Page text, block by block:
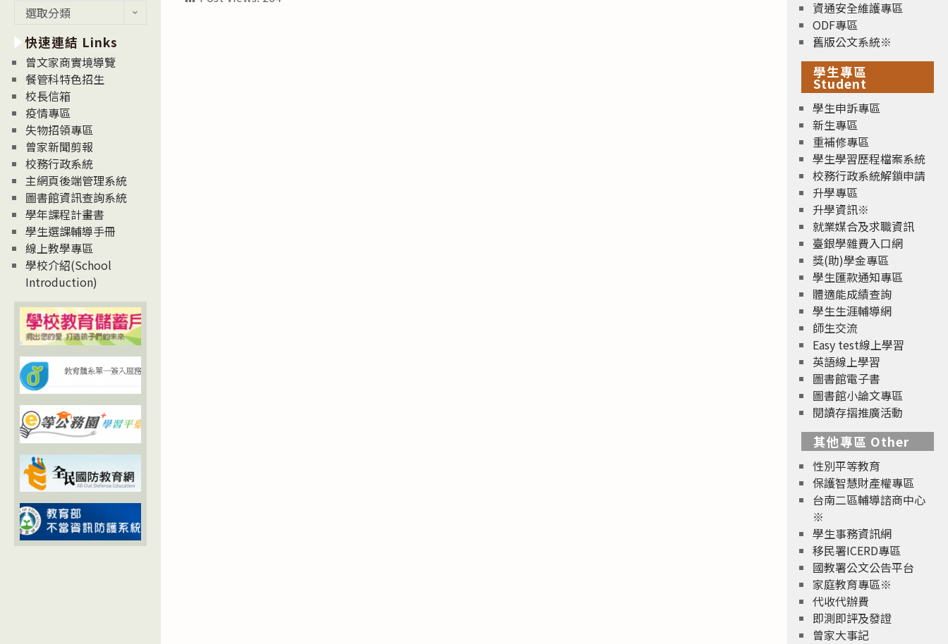
消
息
News
選取分類
快速連結 Links
曾文家商實境導覽
餐管科特色招生
校長信箱
疫情專區
失物招領專區
曾家新聞剪報
校務行政系統
主網頁後端管理系統
圖書館資訊查詢系統
學年課程計畫書
學生選課輔導手冊
線上教學專區
學校介紹(School
Introduction)
資通安全維護專區
ODF專區
舊版公文系統※
學生專區
Student
學生申訴專區
新生專區
重補修專區
學生學習歷程檔案系統
校務行政系統解鎖申請
升學專區
升學資訊※
就業媒合及求職資訊
臺銀學雜費入口網
獎(助)學金專區
學生匯款通知專區
體適能成績查詢
學生生涯輔導網
師生交流
Easy test線上學習
英語線上學習
圖書館電子書
圖書館小論文專區
閱讀存摺推廣活動
其他專區 Other
性別平等教育
保護智慧財產權專區
台南二區輔導諮商中心
※
學生事務資訊網
移民署ICERD專區
國教署公文公告平台
家庭教育專區※
代收代辦費
即測即評及發證
曾家大事記